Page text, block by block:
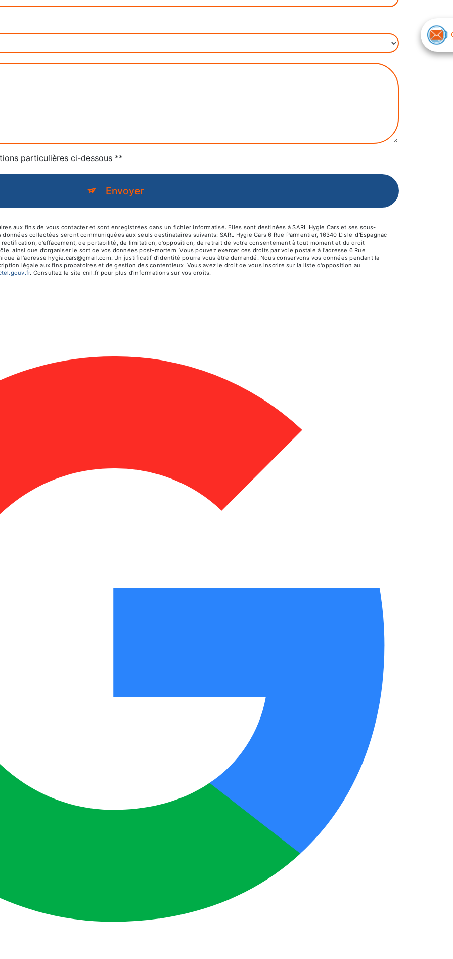
particulières ci-dessous **
Envoyer
aux fins de vous contacter et sont enregistrées dans un fichier informatisé. Elles sont destinées à SARL Hygie Cars et ses sous-
collectées seront communiquées aux seuls destinataires suivants: SARL Hygie Cars 6 Rue Parmentier, 16340 L'Isle-d'Espagnac
rectification, d’effacement, de portabilité, de limitation, d’opposition, de retrait de votre consentement à tout moment et du droit
ainsi que d’organiser le sort de vos données post-mortem. Vous pouvez exercer ces droits par voie postale à l'adresse 6 Rue
à l'adresse hygie.cars@gmail.com. Un justificatif d'identité pourra vous être demandé. Nous conservons vos données pendant la
légale aux fins probatoires et de gestion des contentieux. Vous avez le droit de vous inscrire sur la liste d'opposition au
. Consultez le site cnil.fr pour plus d’informations sur vos droits.